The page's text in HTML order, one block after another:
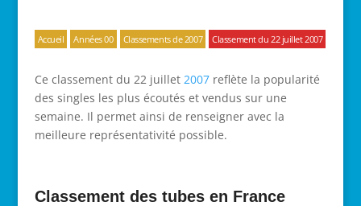
Accueil Années 00 Classements de 2007 Classement du 22 juillet 2007
Ce classement du 22 juillet 2007reflète la popularité
des singles les plus écoutés et vendus sur une
semaine. Il permet ainsi de renseigner avec la
meilleure représentativité possible.
Classement des tubes en France